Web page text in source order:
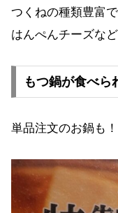
つくねの種類豊富
はんぺんチーズな
もつ鍋が食べら
単品注文のお鍋も！